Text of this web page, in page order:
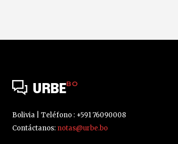
URBEBO
Bolivia | Teléfono : +591 76090008
Contáctanos: notas@urbe.bo